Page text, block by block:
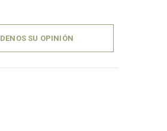
DENOS SU OPINIÓN